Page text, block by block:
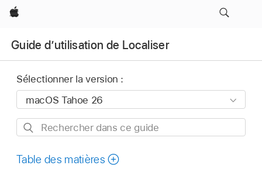
Apple
Guide d’utilisation de Localiser
Sélectionner la version :
Rechercher
ce
Table des matières